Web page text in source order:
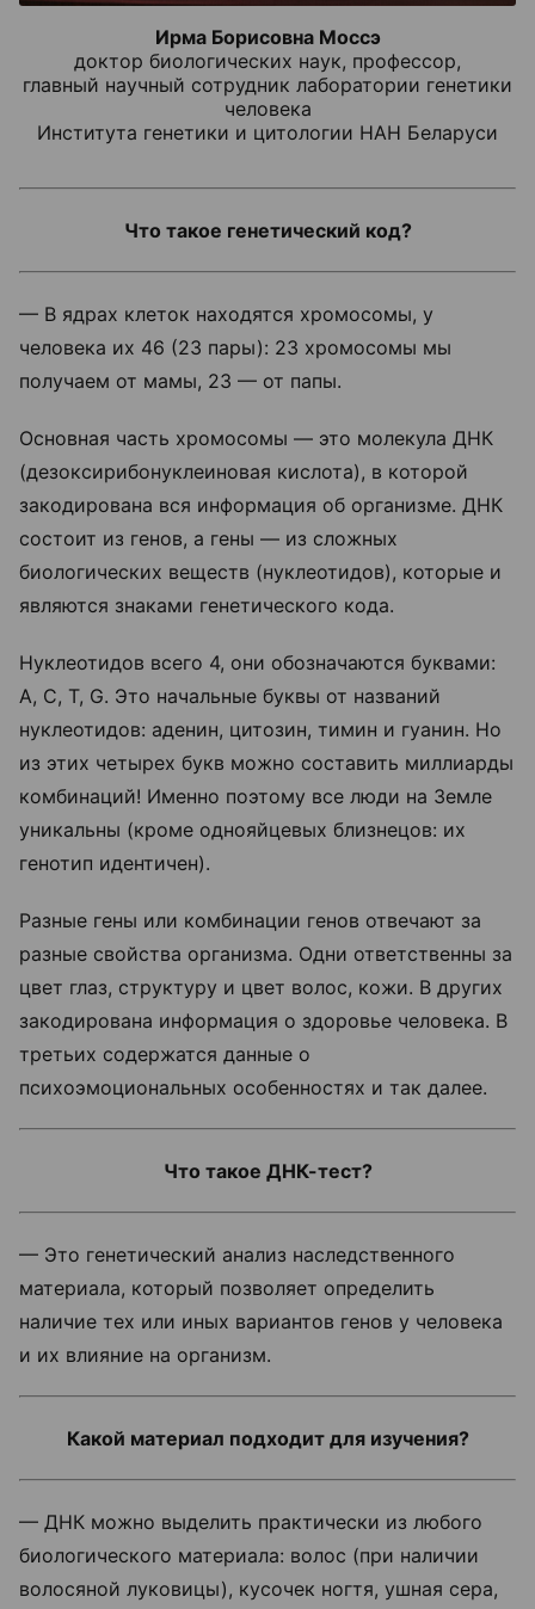
Ирма Борисовна Моссэ
доктор биологических наук, профессор,
главный научный сотрудник лаборатории генетики
человека
Института генетики и цитологии НАН Беларуси
Что такое генетический код?
— В ядрах клеток находятся хромосомы, у
человека их 46 (23 пары): 23 хромосомы мы
получаем от мамы, 23 — от папы.
Основная часть хромосомы — это молекула ДНК
(дезоксирибонуклеиновая кислота), в которой
закодирована вся информация об организме. ДНК
состоит из генов, а гены — из сложных
биологических веществ (нуклеотидов), которые и
являются знаками генетического кода.
Нуклеотидов всего 4, они обозначаются буквами:
А, С, Т, G. Это начальные буквы от названий
нуклеотидов: аденин, цитозин, тимин и гуанин. Но
из этих четырех букв можно составить миллиарды
комбинаций! Именно поэтому все люди на Земле
уникальны (кроме однояйцевых близнецов: их
генотип идентичен).
Разные гены или комбинации генов отвечают за
разные свойства организма. Одни ответственны за
цвет глаз, структуру и цвет волос, кожи. В других
закодирована информация о здоровье человека. В
третьих содержатся данные о
психоэмоциональных особенностях и так далее.
Что такое ДНК-тест?
— Это генетический анализ наследственного
материала, который позволяет определить
наличие тех или иных вариантов генов у человека
и их влияние на организм.
Какой материал подходит для изучения?
— ДНК можно выделить практически из любого
биологического материала: волос (при наличии
волосяной луковицы), кусочек ногтя, ушная сера,